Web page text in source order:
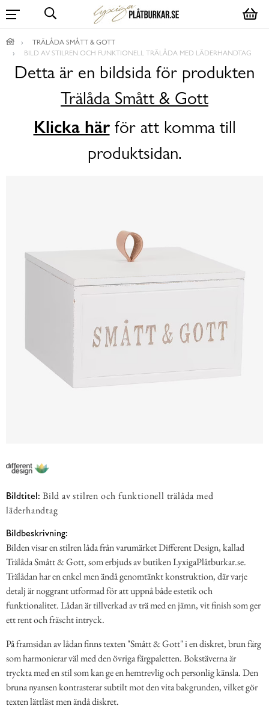
TRÄLÅDA SMÅTT & GOTT
BILD AV STILREN OCH FUNKTIONELL TRÄLÅDA MED LÄDERHANDTAG
Detta är en bildsida för produkten
Trälåda Smått & Gott
Klicka härför att komma till
produktsidan.
Bildtitel: Bild av stilren och funktionell trälåda med
läderhandtag
Bildbeskrivning:
Bilden visar en stilren låda från varumärket Different Design, kallad
Trälåda Smått & Gott, som erbjuds av butiken LyxigaPlåtburkar.se.
Trälådan har en enkel men ändå genomtänkt konstruktion, där varje
detalj är noggrant utformad för att uppnå både estetik och
funktionalitet. Lådan är tillverkad av trä med en jämn, vit finish som ger
ett rent och fräscht intryck.
På framsidan av lådan finns texten "Smått & Gott" i en diskret, brun färg
som harmonierar väl med den övriga färgpaletten. Bokstäverna är
tryckta med en stil som kan ge en hemtrevlig och personlig känsla. Den
bruna nyansen kontrasterar subtilt mot den vita bakgrunden, vilket gör
texten lättläst men ändå diskret.